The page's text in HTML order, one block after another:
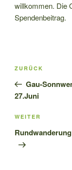
willkommen. Die
Spendenbeitrag.
Vorheriger
Beitrag
ZURÜCK
Gau-
27.Juni
Nächster
Beitrag
WEITER